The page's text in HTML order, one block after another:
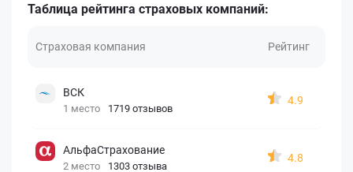
Таблица рейтинга страховых компаний:
Страховая компания Рейтинг
ВСК
1 место 1719 отзывов
4.9
АльфаСтрахование
2 место 1303 отзыва
4.8